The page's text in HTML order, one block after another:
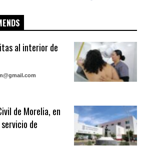
al interior de
de Morelia, en
de